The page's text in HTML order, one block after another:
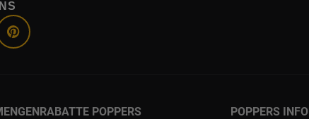
POPPERS POPPERS INFO